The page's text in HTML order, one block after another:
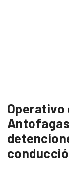
Operativo